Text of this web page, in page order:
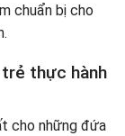
chuẩn bị cho
trẻ thực hành
cho những đứa